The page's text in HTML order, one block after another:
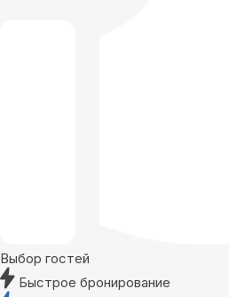
Выбор гостей
Быстрое бронирование